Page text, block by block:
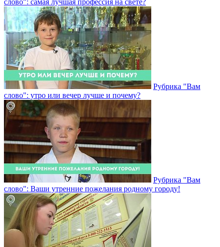
Рубрика "Вам
слово": утро или вечер лучше и почему?
Рубрика "Вам
слово": Ваши утренние пожелания родному городу!